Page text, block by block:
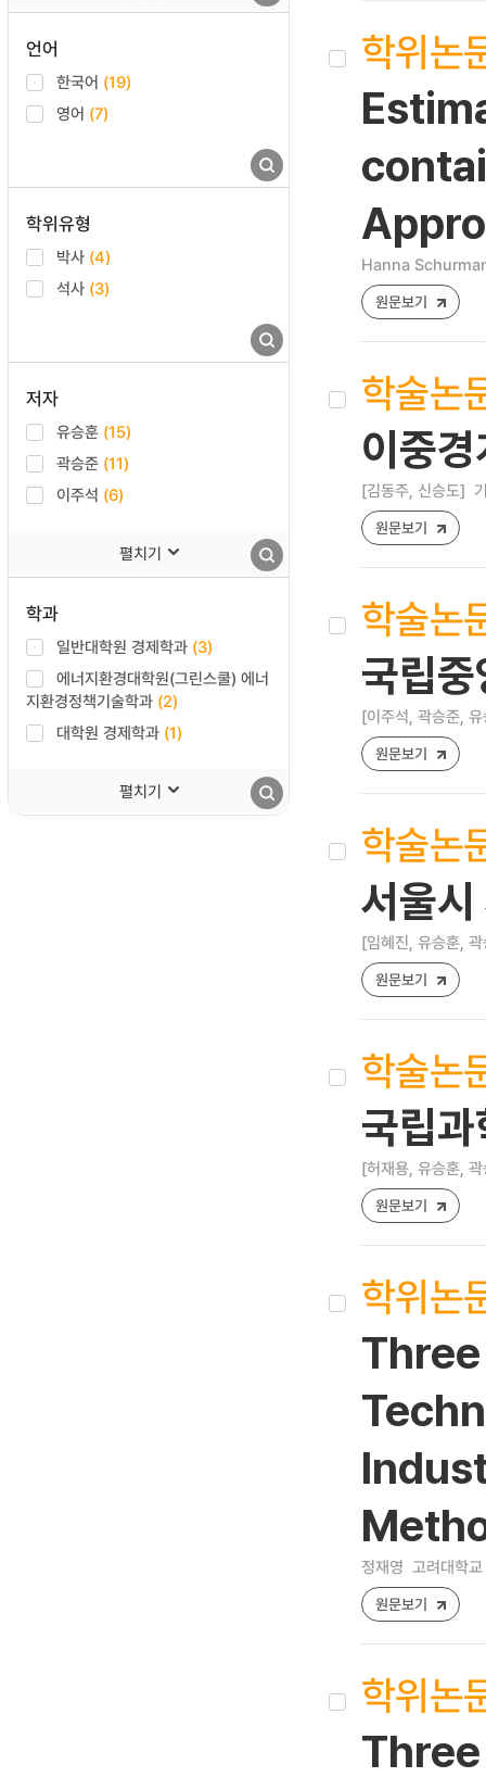
언어
한국어 (19)
영어 (7)
학위유형
박사 (4)
석사 (3)
저자
유승훈 (15)
곽승준 (11)
이주석 (6)
펼치기
학과
일반대학원 경제학과 (3)
에너지환경대학원(그린스쿨) 에너
지환경정책기술학과 (2)
대학원 경제학과 (1)
펼치기
학위논
Hanna
원문보기
학술논
이중
[김동주, 신승도]
원문보기
학술논
국립
[이주석, 곽승준,
원문보기
학술논
서울
[임혜진, 유승훈,
원문보기
학술논
국립
[허재용, 유승훈,
원문보기
학위논
정재영 고려대학
원문보기
학위논